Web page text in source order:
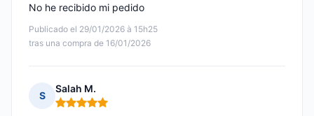
Publicado el 29/01/2026 à 15h25
tras una compra de 16/01/2026
No he recibido mi pedido
S
Salah M.
Nota: 5 de 5